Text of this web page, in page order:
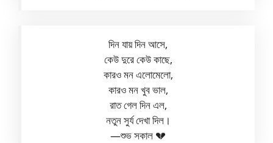
দিন যায় দিন আসে,
কেউ দুরে কেউ কাছে,
কারও মন এলোমেলো,
কারও মন খুব ভাল,
রাত গেল দিন এল,
নতুন সুর্য দেখা দিল।
—শুভ সকাল 💔